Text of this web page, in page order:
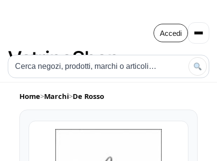
Accedi
Home>Marchi>De Rosso